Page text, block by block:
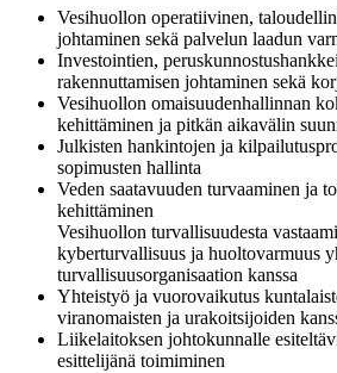
Vesihuollon operatiivinen,
johtaminen sekä palvelun laadun
Investointien,
rakennuttamisen johtaminen sekä
Vesihuollon omaisuudenhallinnan
kehittäminen ja pitkän aikavälin
Julkisten hankintojen ja
sopimusten hallinta
Veden saatavuuden turvaaminen ja
kehittäminen
Vesihuollon turvallisuudesta
kyberturvallisuus ja huoltovarmuus
turvallisuusorganisaation kanssa
Yhteistyö ja vuorovaikutus
viranomaisten ja urakoitsijoiden
Liikelaitoksen johtokunnalle
esittelijänä toimiminen